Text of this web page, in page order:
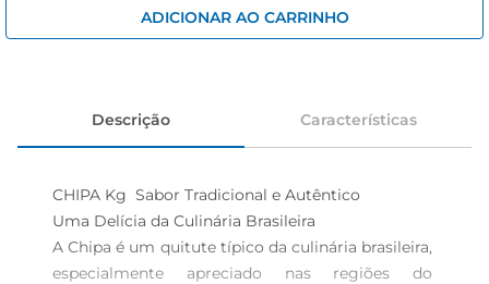
ADICIONAR AO CARRINHO
Descrição Características
CHIPA Kg  Sabor Tradicional e Autêntico
Uma Delícia da Culinária Brasileira
A Chipa é um quitute típico da culinária brasileira,
especialmente apreciado nas regiões do